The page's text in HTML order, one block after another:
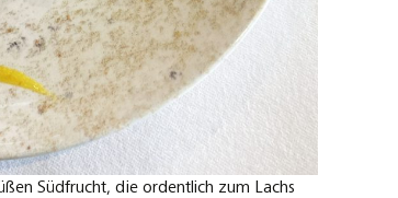
Südfrucht, die ordentlich zum Lachs